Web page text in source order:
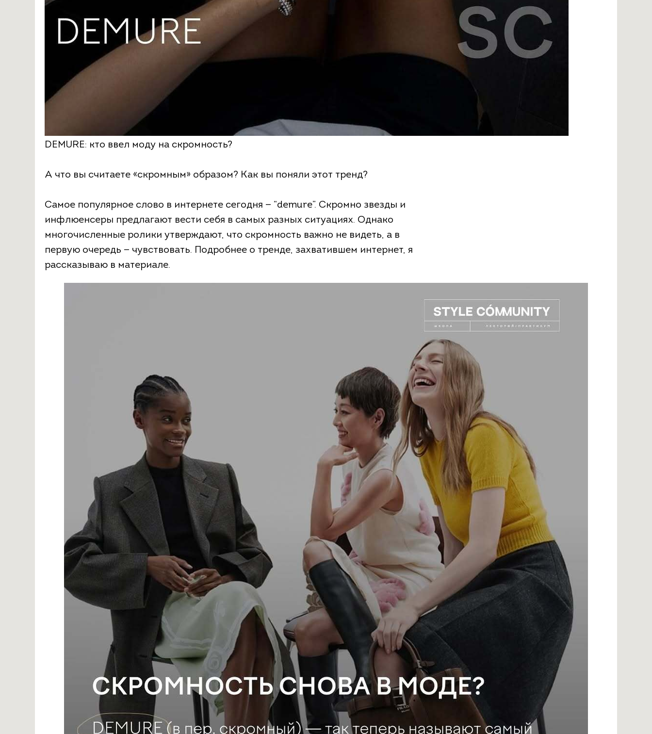
DEMURE: кто ввел моду на скромность?
А что вы считаете «скромным» образом? Как вы поняли этот тренд?
Самое популярное слово в интернете сегодня — “demure”. Скромно звезды и
инфлюенсеры предлагают вести себя в самых разных ситуациях. Однако
многочисленные ролики утверждают, что скромность важно не видеть, а в
первую очередь — чувствовать. Подробнее о тренде, захватившем интернет, я
рассказываю в материале.